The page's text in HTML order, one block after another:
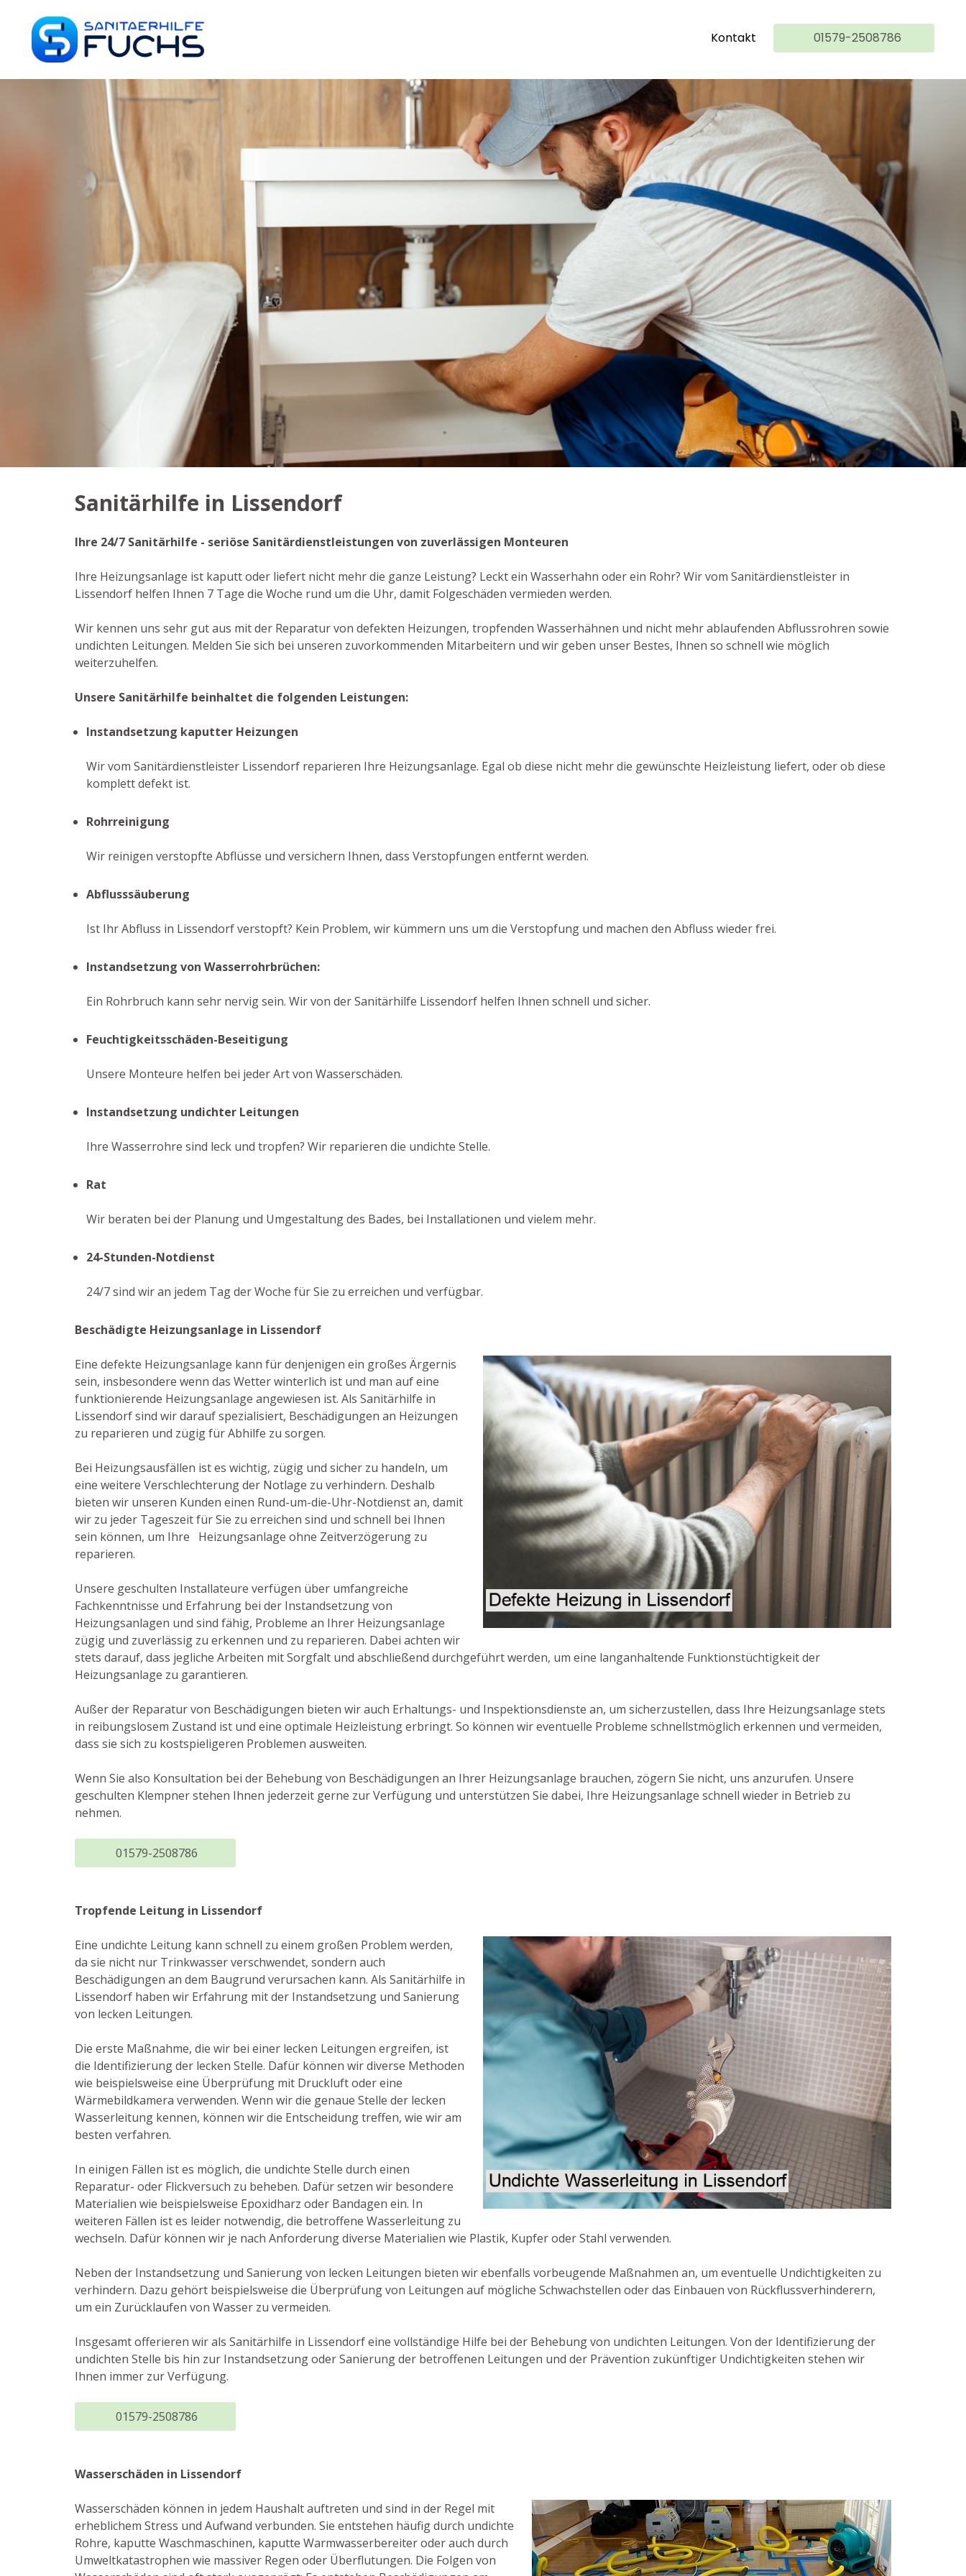
Kontakt 01579-2508786
Sanitärhilfe in Lissendorf
Ihre 24/7 Sanitärhilfe - seriöse Sanitärdienstleistungen von zuverlässigen Monteuren
Ihre Heizungsanlage ist kaputt oder liefert nicht mehr die ganze Leistung? Leckt ein Wasserhahn oder ein Rohr? Wir vom Sanitärdienstleister in
Lissendorf helfen Ihnen 7 Tage die Woche rund um die Uhr, damit Folgeschäden vermieden werden.
Wir kennen uns sehr gut aus mit der Reparatur von defekten Heizungen, tropfenden Wasserhähnen und nicht mehr ablaufenden Abflussrohren sowie
undichten Leitungen. Melden Sie sich bei unseren zuvorkommenden Mitarbeitern und wir geben unser Bestes, Ihnen so schnell wie möglich
weiterzuhelfen.
Unsere Sanitärhilfe beinhaltet die folgenden Leistungen:
Instandsetzung kaputter Heizungen
Wir vom Sanitärdienstleister Lissendorf reparieren Ihre Heizungsanlage. Egal ob diese nicht mehr die gewünschte Heizleistung liefert, oder ob diese
komplett defekt ist.
Rohrreinigung
Wir reinigen verstopfte Abflüsse und versichern Ihnen, dass Verstopfungen entfernt werden.
Abflusssäuberung
Ist Ihr Abfluss in Lissendorf verstopft? Kein Problem, wir kümmern uns um die Verstopfung und machen den Abfluss wieder frei.
Instandsetzung von Wasserrohrbrüchen:
Ein Rohrbruch kann sehr nervig sein. Wir von der Sanitärhilfe Lissendorf helfen Ihnen schnell und sicher.
Feuchtigkeitsschäden-Beseitigung
Unsere Monteure helfen bei jeder Art von Wasserschäden.
Instandsetzung undichter Leitungen
Ihre Wasserrohre sind leck und tropfen? Wir reparieren die undichte Stelle.
Rat
Wir beraten bei der Planung und Umgestaltung des Bades, bei Installationen und vielem mehr.
24-Stunden-Notdienst
24/7 sind wir an jedem Tag der Woche für Sie zu erreichen und verfügbar.
Beschädigte Heizungsanlage in Lissendorf
Eine defekte Heizungsanlage kann für denjenigen ein großes Ärgernis
sein, insbesondere wenn das Wetter winterlich ist und man auf eine
funktionierende Heizungsanlage angewiesen ist. Als Sanitärhilfe in
Lissendorf sind wir darauf spezialisiert, Beschädigungen an Heizungen
zu reparieren und zügig für Abhilfe zu sorgen.
Bei Heizungsausfällen ist es wichtig, zügig und sicher zu handeln, um
eine weitere Verschlechterung der Notlage zu verhindern. Deshalb
bieten wir unseren Kunden einen Rund-um-die-Uhr-Notdienst an, damit
wir zu jeder Tageszeit für Sie zu erreichen sind und schnell bei Ihnen
sein können, um Ihre Heizungsanlage ohne Zeitverzögerung zu
reparieren.
Unsere geschulten Installateure verfügen über umfangreiche
Fachkenntnisse und Erfahrung bei der Instandsetzung von
Heizungsanlagen und sind fähig, Probleme an Ihrer Heizungsanlage
zügig und zuverlässig zu erkennen und zu reparieren. Dabei achten wir
stets darauf, dass jegliche Arbeiten mit Sorgfalt und abschließend durchgeführt werden, um eine langanhaltende Funktionstüchtigkeit der
Heizungsanlage zu garantieren.
Außer der Reparatur von Beschädigungen bieten wir auch Erhaltungs- und Inspektionsdienste an, um sicherzustellen, dass Ihre Heizungsanlage stets
in reibungslosem Zustand ist und eine optimale Heizleistung erbringt. So können wir eventuelle Probleme schnellstmöglich erkennen und vermeiden,
dass sie sich zu kostspieligeren Problemen ausweiten.
Wenn Sie also Konsultation bei der Behebung von Beschädigungen an Ihrer Heizungsanlage brauchen, zögern Sie nicht, uns anzurufen. Unsere
geschulten Klempner stehen Ihnen jederzeit gerne zur Verfügung und unterstützen Sie dabei, Ihre Heizungsanlage schnell wieder in Betrieb zu
nehmen.
01579-2508786
Tropfende Leitung in Lissendorf
Eine undichte Leitung kann schnell zu einem großen Problem werden,
da sie nicht nur Trinkwasser verschwendet, sondern auch
Beschädigungen an dem Baugrund verursachen kann. Als Sanitärhilfe in
Lissendorf haben wir Erfahrung mit der Instandsetzung und Sanierung
von lecken Leitungen.
Die erste Maßnahme, die wir bei einer lecken Leitungen ergreifen, ist
die Identifizierung der lecken Stelle. Dafür können wir diverse Methoden
wie beispielsweise eine Überprüfung mit Druckluft oder eine
Wärmebildkamera verwenden. Wenn wir die genaue Stelle der lecken
Wasserleitung kennen, können wir die Entscheidung treffen, wie wir am
besten verfahren.
In einigen Fällen ist es möglich, die undichte Stelle durch einen
Reparatur- oder Flickversuch zu beheben. Dafür setzen wir besondere
Materialien wie beispielsweise Epoxidharz oder Bandagen ein. In
weiteren Fällen ist es leider notwendig, die betroffene Wasserleitung zu
wechseln. Dafür können wir je nach Anforderung diverse Materialien wie Plastik, Kupfer oder Stahl verwenden.
Neben der Instandsetzung und Sanierung von lecken Leitungen bieten wir ebenfalls vorbeugende Maßnahmen an, um eventuelle Undichtigkeiten zu
verhindern. Dazu gehört beispielsweise die Überprüfung von Leitungen auf mögliche Schwachstellen oder das Einbauen von Rückflussverhinderern,
um ein Zurücklaufen von Wasser zu vermeiden.
Insgesamt offerieren wir als Sanitärhilfe in Lissendorf eine vollständige Hilfe bei der Behebung von undichten Leitungen. Von der Identifizierung der
undichten Stelle bis hin zur Instandsetzung oder Sanierung der betroffenen Leitungen und der Prävention zukünftiger Undichtigkeiten stehen wir
Ihnen immer zur Verfügung.
01579-2508786
Wasserschäden in Lissendorf
Wasserschäden können in jedem Haushalt auftreten und sind in der Regel mit
erheblichem Stress und Aufwand verbunden. Sie entstehen häufig durch undichte
Rohre, kaputte Waschmaschinen, kaputte Warmwasserbereiter oder auch durch
Umweltkatastrophen wie massiver Regen oder Überflutungen. Die Folgen von